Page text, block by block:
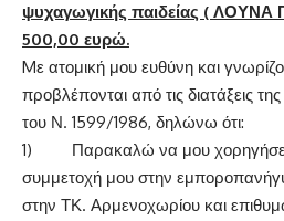
ψυχαγωγικής παιδείας ( ΛΟΥΝΑ
500,00 ευρώ.
Mε ατομική μου ευθύνη και
προβλέπονται από τις διατάξεις
του Ν. 1599/1986, δηλώνω ότι:
1) Παρακαλώ να μου
συμμετοχή μου στην
στην ΤΚ. Αρμενοχωρίου και